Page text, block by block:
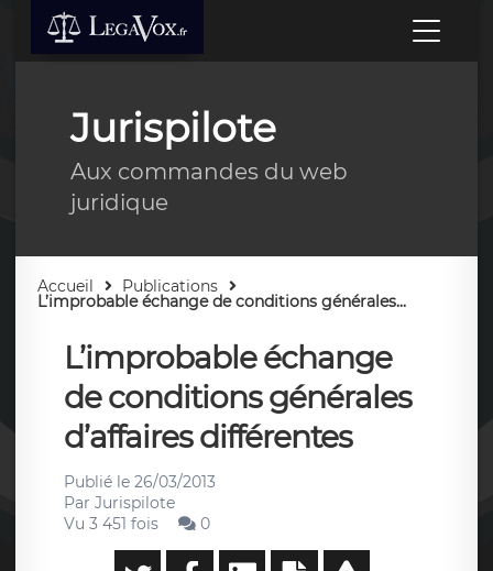
Jurispilote
Aux commandes du web
juridique
Accueil Publications
L’improbable échange de conditions générales...
L’improbable échange
de conditions générales
d’affaires différentes
Publié le 26/03/2013
Par Jurispilote
Vu 3 451 fois
0